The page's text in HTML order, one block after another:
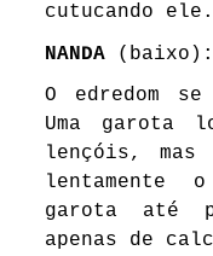
cutucando ele.
NANDA (baixo):
O edredom se
Uma garota
lençóis, mas
lentamente
garota até
apenas de